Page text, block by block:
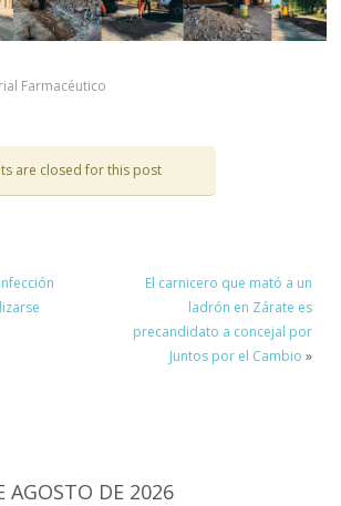
Farmacéutico
are closed for this post
El carnicero que mató a un
ladrón en Zárate es
precandidato a concejal por
Juntos por el Cambio »
AGOSTO DE 2026